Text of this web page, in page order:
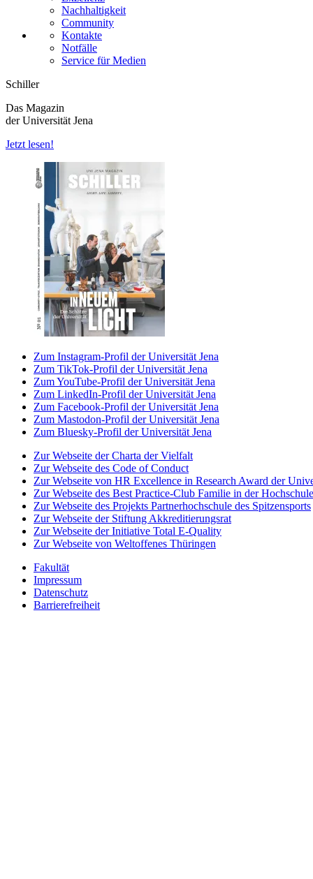
Nachhaltigkeit
Community
Kontakte
Notfälle
Service für Medien
Schiller
Das Magazin
der Universität Jena
Jetzt lesen!
Zum Instagram-Profil der Universität Jena
Zum TikTok-Profil der Universität Jena
Zum YouTube-Profil der Universität Jena
Zum LinkedIn-Profil der Universität Jena
Zum Facebook-Profil der Universität Jena
Zum Mastodon-Profil der Universität Jena
Zum Bluesky-Profil der Universität Jena
Zur Webseite der Charta der Vielfalt
Zur Webseite des Code of Conduct
Zur Webseite von HR Excellence in Research Award der
Zur Webseite des Best Practice-Club Familie in der Hochschule
Zur Webseite des Projekts Partnerhochschule des Spitzensports
Zur Webseite der Stiftung Akkreditierungsrat
Zur Webseite der Initiative Total E-Quality
Zur Webseite von Weltoffenes Thüringen
Fakultät
Impressum
Datenschutz
Barrierefreiheit